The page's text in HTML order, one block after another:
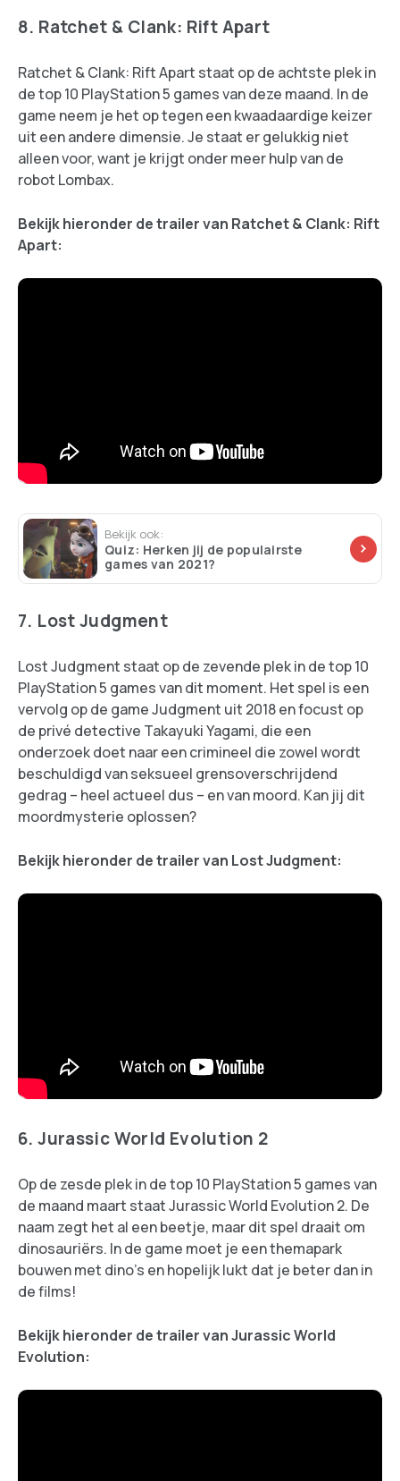
8. Ratchet & Clank: Rift Apart
Ratchet & Clank: Rift Apart staat op de achtste plek in
de top 10 PlayStation 5 games van deze maand. In de
game neem je het op tegen een kwaadaardige keizer
uit een andere dimensie. Je staat er gelukkig niet
alleen voor, want je krijgt onder meer hulp van de
robot Lombax.
Bekijk hieronder de trailer van Ratchet & Clank: Rift
Apart:
Bekijk ook:
Quiz: Herken jij de populairste
games van 2021?
7. Lost Judgment
Lost Judgment staat op de zevende plek in de top 10
PlayStation 5 games van dit moment. Het spel is een
vervolg op de game Judgment uit 2018 en focust op
de privé detective Takayuki Yagami, die een
onderzoek doet naar een crimineel die zowel wordt
beschuldigd van seksueel grensoverschrijdend
gedrag – heel actueel dus – en van moord. Kan jij dit
moordmysterie oplossen?
Bekijk hieronder de trailer van Lost Judgment:
6. Jurassic World Evolution 2
Op de zesde plek in de top 10 PlayStation 5 games van
de maand maart staat Jurassic World Evolution 2. De
naam zegt het al een beetje, maar dit spel draait om
dinosauriërs. In de game moet je een themapark
bouwen met dino's en hopelijk lukt dat je beter dan in
de films!
Bekijk hieronder de trailer van Jurassic World
Evolution: